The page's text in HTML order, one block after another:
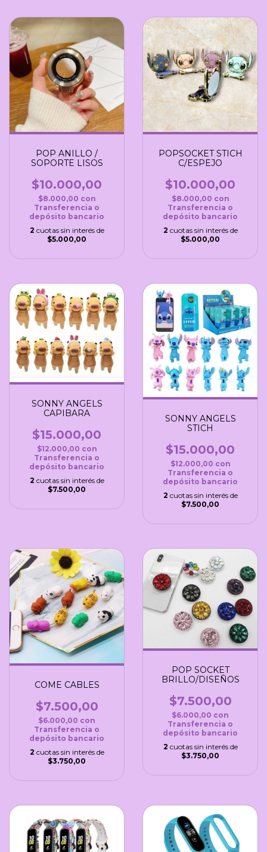
POP ANILLO /
SOPORTE LISOS
$10.000,00
$8.000,00 con
Transferencia o
depósito bancario
2 cuotas sin interés de
$5.000,00
POPSOCKET STICH
C/ESPEJO
$10.000,00
$8.000,00 con
Transferencia o
depósito bancario
2 cuotas sin interés de
$5.000,00
SONNY ANGELS
CAPIBARA
$15.000,00
$12.000,00 con
Transferencia o
depósito bancario
2 cuotas sin interés de
$7.500,00
SONNY ANGELS
STICH
$15.000,00
$12.000,00 con
Transferencia o
depósito bancario
2 cuotas sin interés de
$7.500,00
COME CABLES
$7.500,00
$6.000,00 con
Transferencia o
depósito bancario
2 cuotas sin interés de
$3.750,00
POP SOCKET
BRILLO/DISEÑOS
$7.500,00
$6.000,00 con
Transferencia o
depósito bancario
2 cuotas sin interés de
$3.750,00